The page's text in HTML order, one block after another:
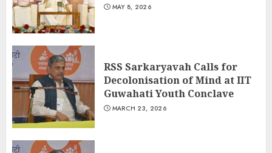
MAY 8, 2026
RSS Sarkaryavah Calls for
Decolonisation of Mind at IIT
Guwahati Youth Conclave
MARCH 23, 2026